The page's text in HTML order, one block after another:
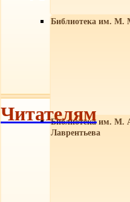
Библиотека им. М.
Библиотека им. М.
Лаврентьева
Читателям